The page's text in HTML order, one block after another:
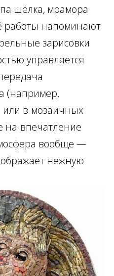
шёлка, мрамора
работы напоминают
зарисовки
управляется
(например,
или в мозаичных
на впечатление
вообще —
нежную